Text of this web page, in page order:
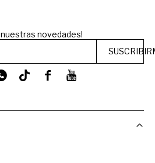
novedades!
 